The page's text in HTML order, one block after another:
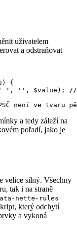
uživatelem
a odstraňovat
a tedy záleží na
pořadí, jako je
velice silný. Všechny
tak i na straně
nette-rules
který odchytí
a vykoná